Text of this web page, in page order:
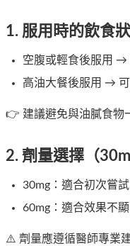
1. 服用時的飲食
空腹或輕食後服用 →
高油大餐後服用 →
👉 建議避免與油膩食物
2. 劑量選擇（
30mg：適合初次嘗
60mg：適合效果不
⚠️ 劑量應遵循醫師專業